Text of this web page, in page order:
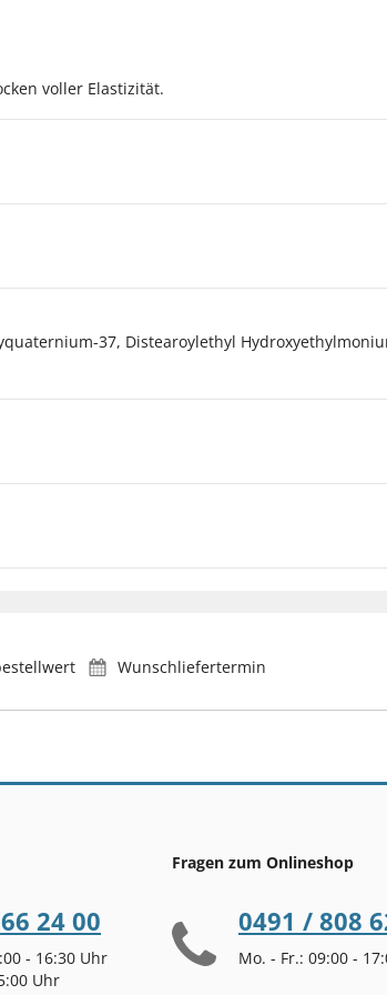
voller Elastizität.
37, Distearoylethyl
Wunschliefertermin
24 00
- 16:30 Uhr
Uhr
Fragen zum Onlineshop
0491 / 808
Mo. - Fr.: 09:00 -